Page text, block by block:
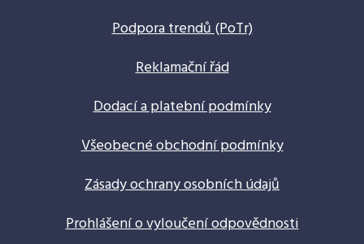
Podpora trendů (PoTr)
Reklamační řád
Dodací a platební podmínky
Všeobecné obchodní podmínky
Zásady ochrany osobních údajů
Prohlášení o vyloučení odpovědnosti